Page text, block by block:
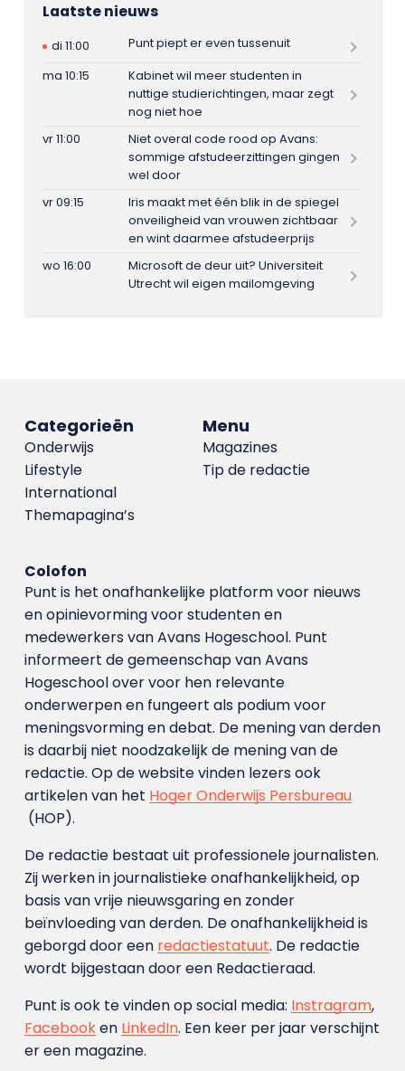
Laatste nieuws
di 11:00
Punt piept er even tussenuit
ma 10:15
Kabinet wil meer studenten in
nuttige studierichtingen, maar zegt
nog niet hoe
vr 11:00
Niet overal code rood op Avans:
sommige afstudeerzittingen gingen
wel door
vr 09:15
Iris maakt met één blik in de spiegel
onveiligheid van vrouwen zichtbaar
en wint daarmee afstudeerprijs
wo 16:00
Microsoft de deur uit? Universiteit
Utrecht wil eigen mailomgeving
Menu
Magazines
Tip de redactie
Categorieën
Onderwijs
Lifestyle
International
Themapagina’s
Colofon
Punt is het onafhankelijke platform voor nieuws
en opinievorming voor studenten en
medewerkers van Avans Hoge­school. Punt
informeert de gemeenschap van Avans
Hogeschool over voor hen relevante
onderwerpen en fungeert als podium voor
meningsvorming en debat. De mening van derden
is daarbij niet noodzakelijk de mening van de
redactie. Op de website vinden lezers ook
artikelen van het Hoger Onderwijs Persbureau
(HOP).
De redactie bestaat uit professionele journalisten.
Zij werken in journalistieke onafhankelijkheid, op
basis van vrije nieuwsgaring en zonder
beïnvloeding van derden. De onafhankelijkheid is
geborgd door een redactiestatuut. De redactie
wordt bijgestaan door een Redactieraad.
Punt is ook te vinden op social media: Instragram,
Facebooken LinkedIn. Een keer per jaar verschijnt
er een magazine.